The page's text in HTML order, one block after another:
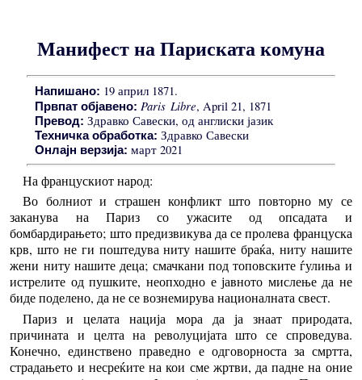
Манифест на Париската комуна
Напишано: 19 април 1871.
Првпат објавено: Paris Libre, April 21, 1871
Превод: Здравко Савески, од англиски јазик
Техничка обработка: Здравко Савески
Онлајн верзија: март 2021
На францускиот народ:
Во болниот и страшен конфликт што повторно му се
заканува на Париз со ужасите од опсадата и
бомбардирањето; што предизвикува да се пролева француска
крв, што не ги поштедува ниту нашите браќа, ниту нашите
жени ниту нашите деца; смачкани под топовските ѓулиња и
истрелите од пушките, неопходно е јавното мислење да не
биде поделено, да не се вознемирува националната свест.
Париз и целата нација мора да ја знаат природата,
причината и целта на револуцијата што се спроведува.
Конечно, единствено праведно е одговорноста за смртта,
страдањето и несреќите на кои сме жртви, да падне на оние